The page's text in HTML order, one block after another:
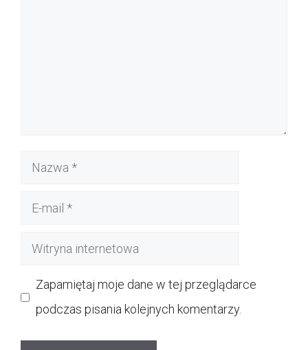
Nazwa
Witryna
Zapamiętaj moje dane w tej przeglądarce
podczas pisania kolejnych komentarzy.